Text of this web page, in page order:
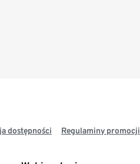
dostępności Regulaminy promocji